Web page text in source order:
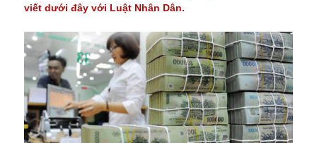
viết dưới đây với Luật Nhân Dân.